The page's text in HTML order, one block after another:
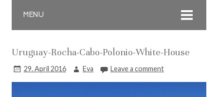
MENU
Uruguay-Rocha-Cabo-Polonio-White-House
29. April 2016 Eva Leave a comment